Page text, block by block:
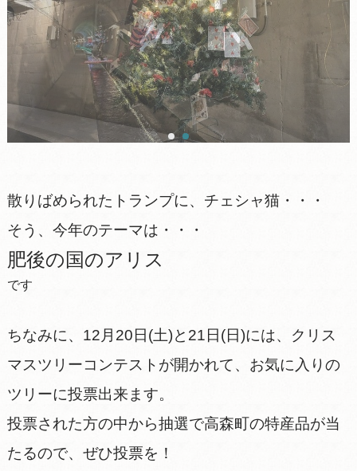
散りばめられたトランプに、チェシャ猫・・・
そう、今年のテーマは・・・
肥後の国のアリス
です
ちなみに、12月20日(土)と21日(日)には、クリス
マスツリーコンテストが開かれて、お気に入りの
ツリーに投票出来ます。
投票された方の中から抽選で高森町の特産品が当
たるので、ぜひ投票を！